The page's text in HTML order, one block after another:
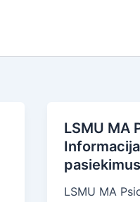
LSMU MA
pasiekimus
LSMU MA